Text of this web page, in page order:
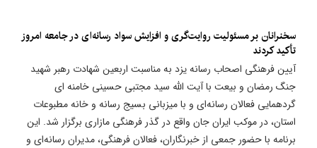
سخنرانان بر مسئولیت روایت‌گری و افزایش سواد رسانه‌ای در جامعه امروز
تأکید کردند
آیین فرهنگی اصحاب رسانه یزد به مناسبت اربعین شهادت رهبر شهید
جنگ رمضان و بیعت با آیت الله سید مجتبی حسینی خامنه ای
گردهمایی فعالان رسانه‌ای و با میزبانی بسیج رسانه و خانه مطبوعات
استان، در موکب ایران جان واقع در گذر فرهنگی مازاری برگزار شد. این
برنامه با حضور جمعی از خبرنگاران، فعالان فرهنگی، مدیران رسانه‌ای و